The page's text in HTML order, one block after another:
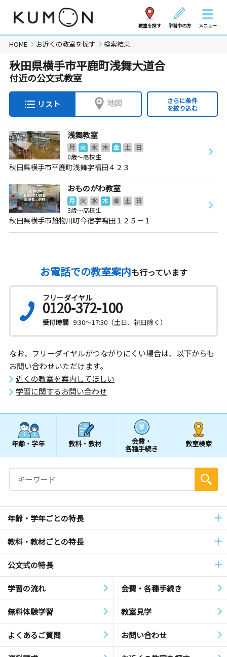
教室を探す 学習中の方 メニュー
HOME お近くの教室を探す 検索結果
秋田県横手市平鹿町浅舞大道合
付近の公文式教室
リスト 地図
さらに条件
を絞り込む
浅舞教室
月 火 水 木 金 土
日
0歳～高校生
秋田県横手市平鹿町浅舞字福田４２３
おものがわ教室
月 火 水 木 金 土
日
3歳～高校生
秋田県横手市雄物川町今宿字鳴田１２５－１
お電話での教室案内も行っています
フリーダイヤル
0120-372-100
受付時間 9:30～17:30（土日、祝日除く）
なお、フリーダイヤルがつながりにくい場合は、以下からも
お問い合わせいただけます。
近くの教室を案内してほしい
学習に関するお問い合わせ
年齢・学年 教科・教材 会費・
各種手続き
教室検索
年齢・学年ごとの特長
教科・教材ごとの特長
公文式の特長
学習の流れ 会費・各種手続き
無料体験学習 教室見学
よくあるご質問 お問い合わせ